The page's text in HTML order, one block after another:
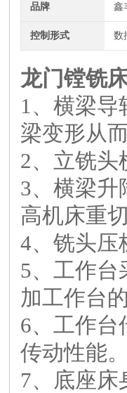
品牌 鑫
控制形式 数
龙门镗铣
1、横梁
梁变形从
2、立铣头
3、横梁升
高机床重
4、铣头压
5、工作台
加工作台
6、工作台
传动性能
7、底座